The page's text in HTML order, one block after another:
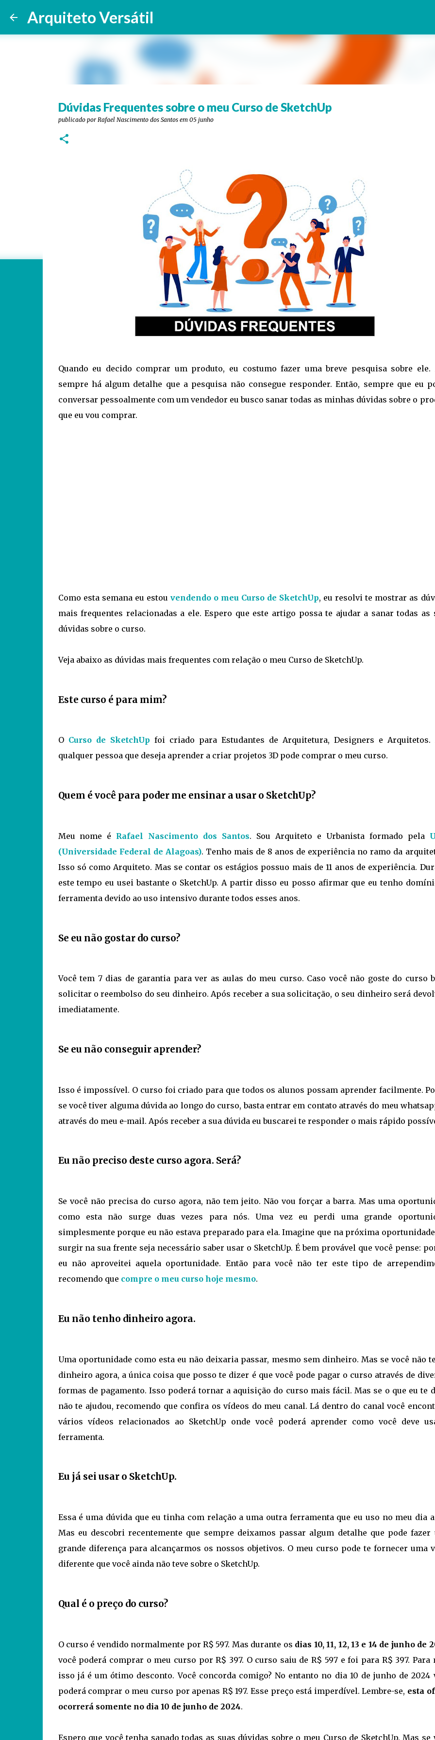
Arquiteto Versátil
Dúvidas Frequentes sobre o meu Curso de SketchUp
publicado por Rafael Nascimento dos Santos em 05 junho
Quando eu decido comprar um produto, eu costumo fazer uma breve pesquisa sobre ele.
sempre há algum detalhe que a pesquisa não consegue responder. Então, sempre que eu
conversar pessoalmente com um vendedor eu busco sanar todas as minhas dúvidas sobre o
que eu vou comprar.
Como esta semana eu estou vendendo o meu Curso de SketchUp, eu resolvi te mostrar as
mais frequentes relacionadas a ele. Espero que este artigo possa te ajudar a sanar todas as
dúvidas sobre o curso.
Veja abaixo as dúvidas mais frequentes com relação o meu Curso de SketchUp.
Este curso é para mim?
O Curso de SketchUp foi criado para Estudantes de Arquitetura, Designers e Arquitetos.
qualquer pessoa que deseja aprender a criar projetos 3D pode comprar o meu curso.
Quem é você para poder me ensinar a usar o SketchUp?
Meu nome é Rafael Nascimento dos Santos. Sou Arquiteto e Urbanista formado pela
(Universidade Federal de Alagoas). Tenho mais de 8 anos de experiência no ramo da
Isso só como Arquiteto. Mas se contar os estágios possuo mais de 11 anos de experiência.
este tempo eu usei bastante o SketchUp. A partir disso eu posso afirmar que eu tenho
ferramenta devido ao uso intensivo durante todos esses anos.
Se eu não gostar do curso?
Você tem 7 dias de garantia para ver as aulas do meu curso. Caso você não goste do curso
solicitar o reembolso do seu dinheiro. Após receber a sua solicitação, o seu dinheiro será
imediatamente.
Se eu não conseguir aprender?
Isso é impossível. O curso foi criado para que todos os alunos possam aprender facilmente.
se você tiver alguma dúvida ao longo do curso, basta entrar em contato através do meu
através do meu e-mail. Após receber a sua dúvida eu buscarei te responder o mais rápido
Eu não preciso deste curso agora. Será?
Se você não precisa do curso agora, não tem jeito. Não vou forçar a barra. Mas uma
como esta não surge duas vezes para nós. Uma vez eu perdi uma grande
simplesmente porque eu não estava preparado para ela. Imagine que na próxima
surgir na sua frente seja necessário saber usar o SketchUp. É bem provável que você pense:
eu não aproveitei aquela oportunidade. Então para você não ter este tipo de
recomendo que compre o meu curso hoje mesmo.
Eu não tenho dinheiro agora.
Uma oportunidade como esta eu não deixaria passar, mesmo sem dinheiro. Mas se você não
dinheiro agora, a única coisa que posso te dizer é que você pode pagar o curso através de
formas de pagamento. Isso poderá tornar a aquisição do curso mais fácil. Mas se o que eu te
não te ajudou, recomendo que confira os vídeos do meu canal. Lá dentro do canal você
vários vídeos relacionados ao SketchUp onde você poderá aprender como você deve
ferramenta.
Eu já sei usar o SketchUp.
Essa é uma dúvida que eu tinha com relação a uma outra ferramenta que eu uso no meu dia
Mas eu descobri recentemente que sempre deixamos passar algum detalhe que pode fazer
grande diferença para alcançarmos os nossos objetivos. O meu curso pode te fornecer uma
diferente que você ainda não teve sobre o SketchUp.
Qual é o preço do curso?
O curso é vendido normalmente por R$ 597. Mas durante os dias 10, 11, 12, 13 e 14 de junho de
você poderá comprar o meu curso por R$ 397. O curso saiu de R$ 597 e foi para R$ 397. Para
isso já é um ótimo desconto. Você concorda comigo? No entanto no dia 10 de junho de 2024
poderá comprar o meu curso por apenas R$ 197. Esse preço está imperdível. Lembre-se, esta
ocorrerá somente no dia 10 de junho de 2024.
Espero que você tenha sanado todas as suas dúvidas sobre o meu Curso de SketchUp. Mas se